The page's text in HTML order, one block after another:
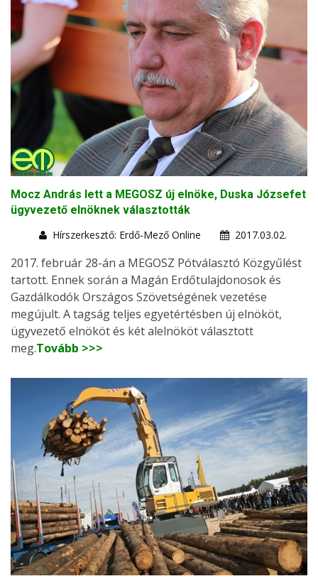
Mocz András lett a MEGOSZ új elnöke, Duska Józsefet
ügyvezető elnöknek választották
Hírszerkesztő: Erdő-Mező Online
2017.03.02.
2017. február 28-án a MEGOSZ Pótválasztó Közgyűlést
tartott. Ennek során a Magán Erdőtulajdonosok és
Gazdálkodók Országos Szövetségének vezetése
megújult. A tagság teljes egyetértésben új elnököt,
ügyvezető elnököt és két alelnököt választott
meg.Tovább >>>